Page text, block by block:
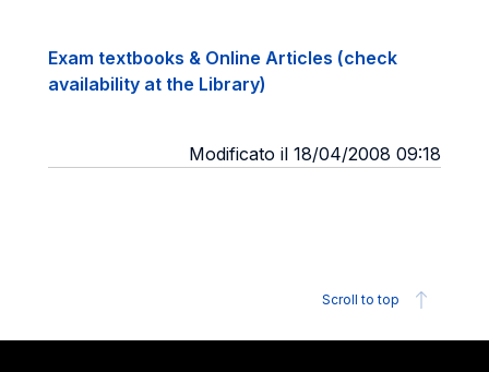
Exam textbooks & Online Articles (check
availability at the Library)
Modificato il 18/04/2008 09:18
Scroll to top